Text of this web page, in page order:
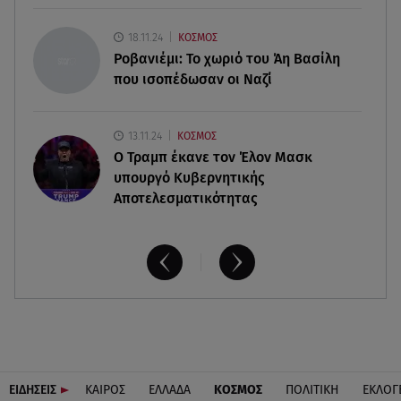
ασφαλείας στο beach bar
18.11.24 ΚΟΣΜΟΣ
Ροβανιέμι: Το χωριό του Άη Βασίλη
που ισοπέδωσαν οι Ναζί
13.11.24 ΚΟΣΜΟΣ
O Τραμπ έκανε τον Έλον Μασκ
υπουργό Κυβερνητικής
Αποτελεσματικότητας
ΕΙΔΗΣΕΙΣ ΚΑΙΡΟΣ ΕΛΛΑΔΑ ΚΟΣΜΟΣ ΠΟΛΙΤΙΚΗ